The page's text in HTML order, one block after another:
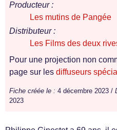
Producteur :
Les mutins de Pangée
Distributeur :
Les Films des deux
Pour une projection non
page sur les diffuseurs
Fiche créée le : 4 décembre 2023 /
2023